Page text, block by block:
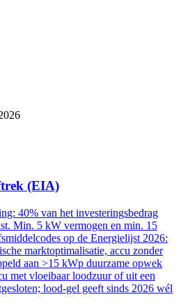
(EIA)
40% van het investeringsbedrag
Min. 5 kW vermogen en min. 15
op de Energielijst 2026:
marktoptimalisatie, accu zonder
aan >15 kWp duurzame opwek
met vloeibaar loodzuur of uit een
lood-gel geeft sinds 2026 wél